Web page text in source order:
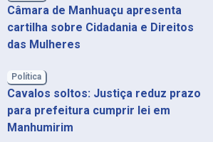
Câmara de Manhuaçu apresenta
cartilha sobre Cidadania e Direitos
das Mulheres
Política
Cavalos soltos: Justiça reduz prazo
para prefeitura cumprir lei em
Manhumirim